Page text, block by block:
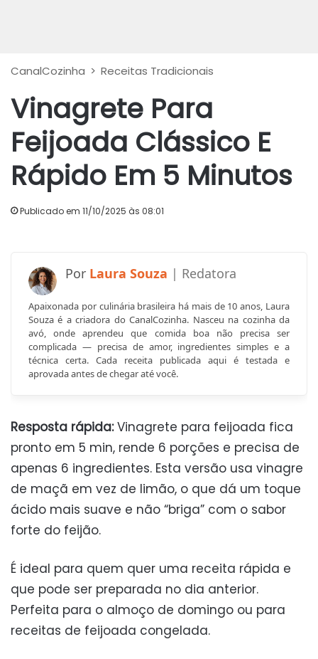
CanalCozinha > Receitas Tradicionais
Vinagrete Para
Feijoada Clássico E
Rápido Em 5 Minutos
Publicado em 11/10/2025 às 08:01
Laura Souza
Apaixonada por culinária brasileira há mais de 10 anos, Laura
Souza é a criadora do CanalCozinha. Nasceu na cozinha da
avó, onde aprendeu que comida boa não precisa ser
complicada — precisa de amor, ingredientes simples e a
técnica certa. Cada receita publicada aqui é testada e
aprovada antes de chegar até você.
Resposta rápida:Vinagrete para feijoada fica
pronto em 5 min, rende 6 porções e precisa de
apenas 6 ingredientes. Esta versão usa vinagre
de maçã em vez de limão, o que dá um toque
ácido mais suave e não “briga” com o sabor
forte do feijão.
É ideal para quem quer uma receita rápida e
que pode ser preparada no dia anterior.
Perfeita para o almoço de domingo ou para
receitas de feijoada congelada.